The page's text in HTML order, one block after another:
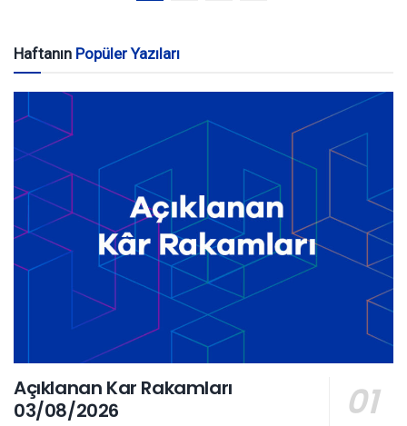
Haftanın Popüler Yazıları
Açıklanan Kar Rakamları
03/08/2026